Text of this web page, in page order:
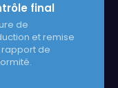
final
de
et remise
rapport de